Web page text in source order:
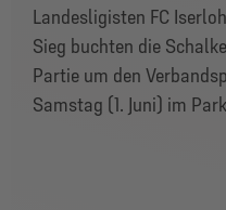
Landesligisten FC
Sieg buchten die
Partie um den
Samstag (1. Juni) im